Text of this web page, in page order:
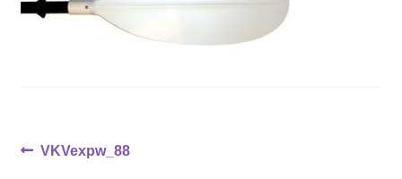
Inläggsnavigering
Föregående
VKVexpw_88